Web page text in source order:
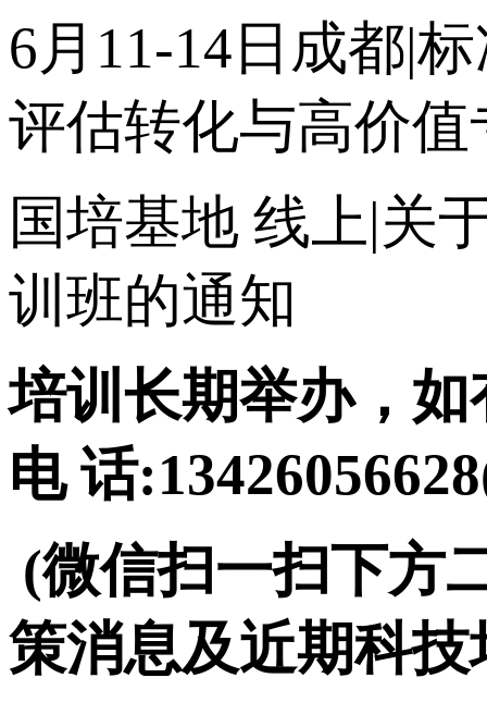
6月11-14日成都|
评估转化与高价
国培基地 线上|关
训班的通知
培训长期举办，
电 话
(微信扫一扫下方
策消息及近期科